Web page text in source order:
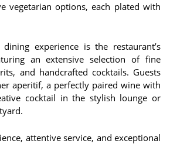
vegetarian options, each plated with
experience is the restaurant’s
an extensive selection of fine
and handcrafted cocktails. Guests
aperitif, a perfectly paired wine with
cocktail in the stylish lounge or
attentive service, and exceptional